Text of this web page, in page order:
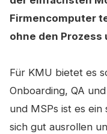
Firmencomputer
ohne den
Für KMU bietet es
Onboarding, QA
und MSPs ist es ein
sich gut ausrollen